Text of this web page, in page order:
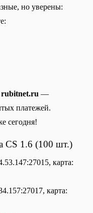
но уверены:
rubitnet.ru —
платежей.
сегодня!
CS 1.6 (100 шт.)
карта:
карта: